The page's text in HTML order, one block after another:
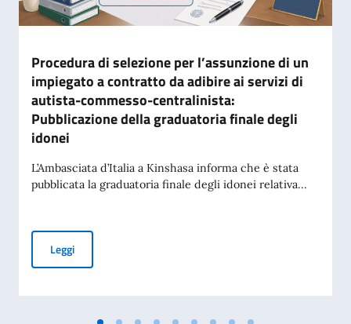
Procedura di selezione per l’assunzione di un
impiegato a contratto da adibire ai servizi di
autista-commesso-centralinista:
Pubblicazione della graduatoria finale degli
idonei
L’Ambasciata d’Italia a Kinshasa informa che è stata
pubblicata la graduatoria finale degli idonei relativa...
LeggiProcedura di selezione per l’assunzione di un impiegato